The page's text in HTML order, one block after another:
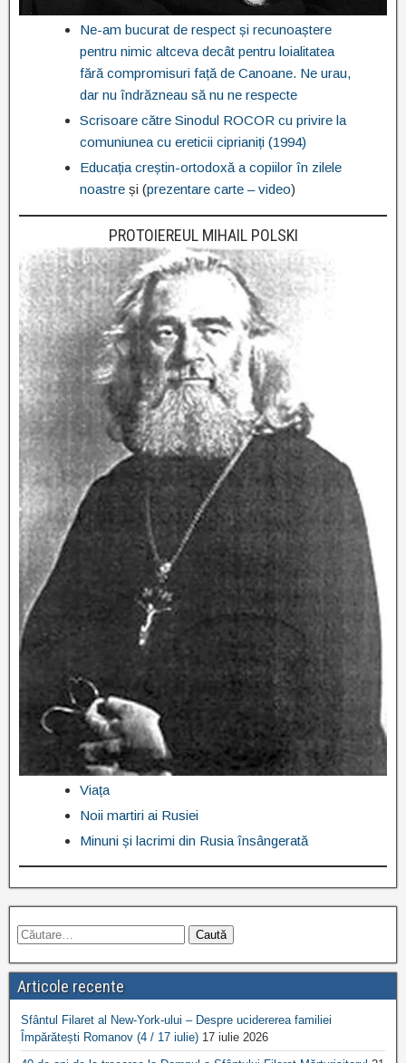
Ne-am bucurat de respect și recunoaștere
pentru nimic altceva decât pentru loialitatea
fără compromisuri față de Canoane. Ne urau,
dar nu îndrăzneau să nu ne respecte
Scrisoare către Sinodul ROCOR cu privire la
comuniunea cu ereticii ciprianiți (1994)
Educația creștin-ortodoxă a copiilor în zilele
noastre și (prezentare carte – video)
PROTOIEREUL MIHAIL POLSKI
Viața
Noii martiri ai Rusiei
Minuni și lacrimi din Rusia însângerată
Articole recente
Sfântul Filaret al New-York-ului – Despre ucidererea familiei
Împărătești Romanov (4 / 17 iulie) 17 iulie 2026